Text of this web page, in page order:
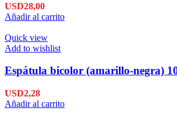
USD28,00
Añadir al carrito
Quick view
Add to wishlist
Espátula bicolor (amarillo-negra)
USD2,28
Añadir al carrito